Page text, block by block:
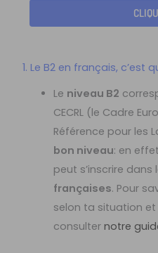
1. Le B2 en français, c’est
Le niveau B2
CECRL (le Cadre
Référence pour les
bon niveau: en
peut s’inscrire
françaises. Pour
selon ta situation
consulter notre